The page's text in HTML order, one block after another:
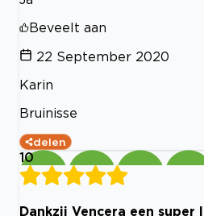
Beveelt aan
22 September 2020
Karin
Bruinisse
delen
10
Dankzij Vencera een super